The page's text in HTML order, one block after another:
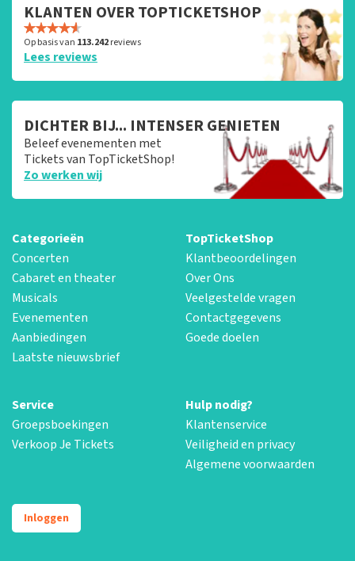
KLANTEN OVER TOPTICKETSHOP
Op basis van 113.242reviews
Lees reviews
DICHTER BIJ... INTENSER GENIETEN
Beleef evenementen met
Tickets van TopTicketShop!
Zo werken wij
Categorieën
Concerten
Cabaret en theater
Musicals
Evenementen
Aanbiedingen
Laatste nieuwsbrief
TopTicketShop
Klantbeoordelingen
Over Ons
Veelgestelde vragen
Contactgegevens
Goede doelen
Service
Groepsboekingen
Verkoop Je Tickets
Hulp nodig?
Klantenservice
Veiligheid en privacy
Algemene voorwaarden
Inloggen